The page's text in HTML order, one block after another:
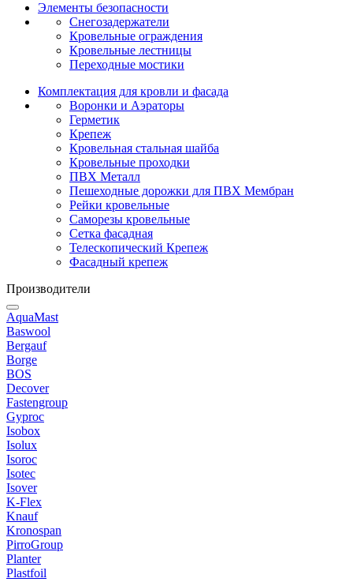
Элементы безопасности
Снегозадержатели
Кровельные ограждения
Кровельные лестницы
Переходные мостики
Комплектация для кровли и фасада
Воронки и Аэраторы
Герметик
Крепеж
Кровельная стальная шайба
Кровельные проходки
ПВХ Металл
Пешеходные дорожки для ПВХ Мембран
Рейки кровельные
Саморезы кровельные
Сетка фасадная
Телескопический Крепеж
Фасадный крепеж
Производители
AquaMast
Baswool
Bergauf
Borge
BOS
Decover
Fastengroup
Gyproc
Isobox
Isolux
Isoroc
Isotec
Isover
K-Flex
Knauf
Kronospan
PirroGroup
Planter
Plastfoil